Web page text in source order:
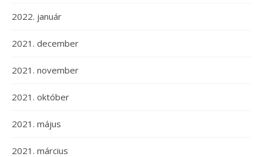
2022. január
2021. december
2021. november
2021. október
2021. május
2021. március